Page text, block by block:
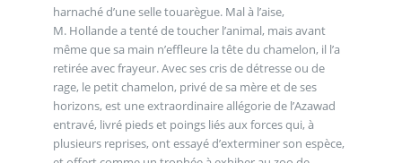
harnaché d’une selle touarègue. Mal à l’aise,
M. Hollande a tenté de toucher l’animal, mais avant
même que sa main n’effleure la tête du chamelon, il l’a
retirée avec frayeur. Avec ses cris de détresse ou de
rage, le petit chamelon, privé de sa mère et de ses
horizons, est une extraordinaire allégorie de l’Azawad
entravé, livré pieds et poings liés aux forces qui, à
plusieurs reprises, ont essayé d’exterminer son espèce,